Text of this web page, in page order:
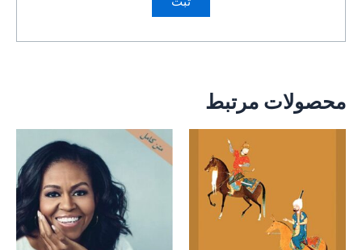
محصولات مرتبط